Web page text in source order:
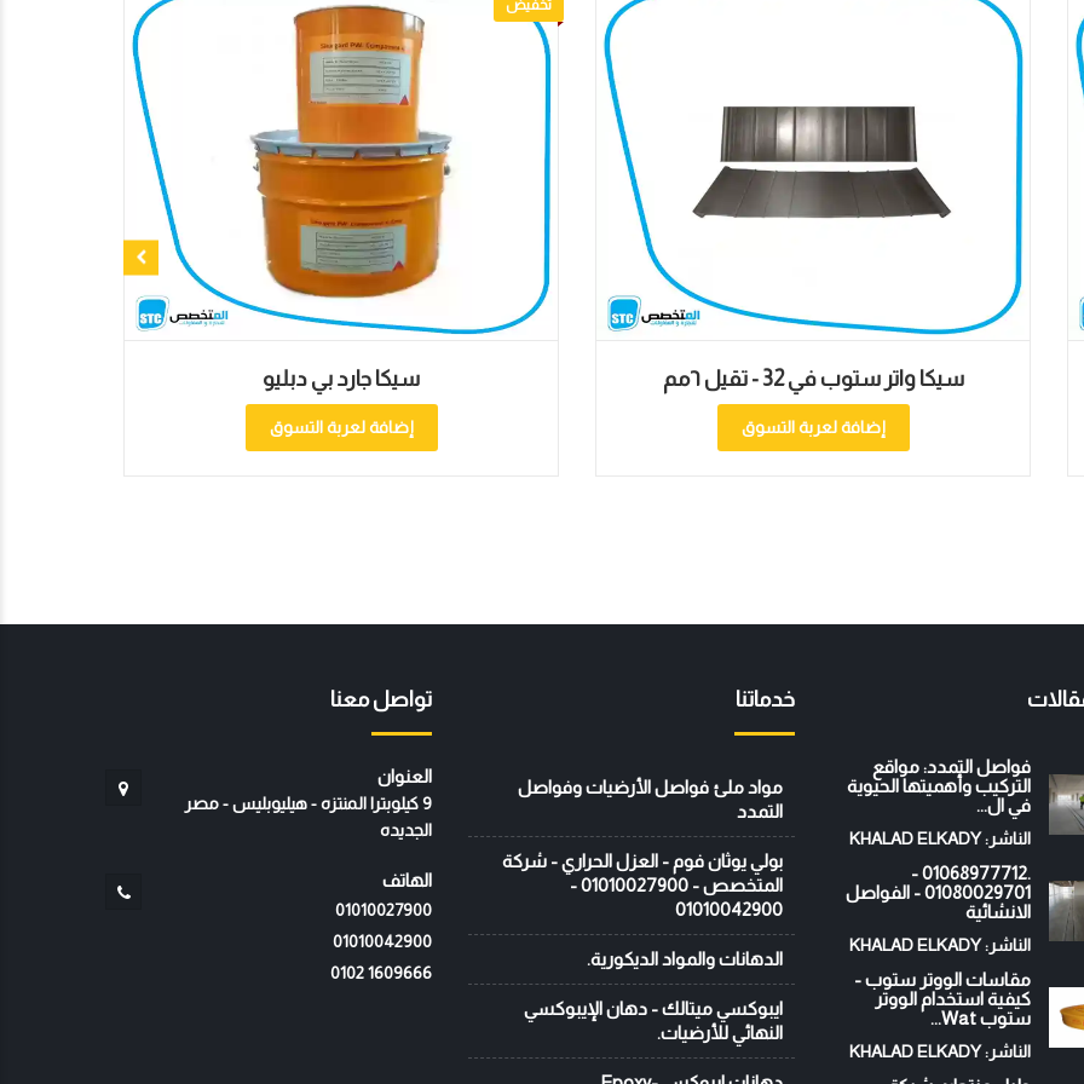
سيكا جارد بي دبليو
تخفيض
سيكا واتر ستوب في 32 - تقيل ٦مم
فواصل التمدد: مواقع
التركيب وأهميتها الحيوية
في ال...
الناشر: KHALAD ELKADY
.01068977712 -
01080029701 - الفواصل
الانشائية
الناشر: KHALAD ELKADY
مقاسات الووتر ستوب -
كيفية استخدام الووتر
ستوب Wat...
الناشر: KHALAD ELKADY
خدماتنا
مواد ملئ فواصل الأرضيات وفواصل
التمدد
بولي يوثان فوم - العزل الحراري - شركة
المتخصص - 01010027900 -
01010042900
الدهانات والمواد الديكورية.
ايبوكسي ميتالك - دهان الإيبوكسي
النهائي للأرضيات.
تواصل معنا
العنوان
9 كيلوبترا المنتزه - هيليوبليس - مصر
الجديده
الهاتف
01010027900
01010042900
‭0102 1609666‬